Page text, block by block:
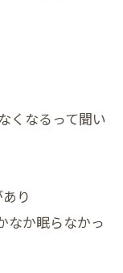
くなるって聞い
り
なか眠らなかっ